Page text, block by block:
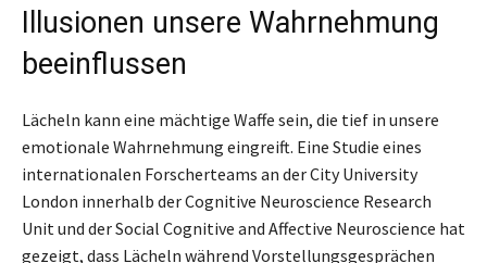
Illusionen unsere Wahrnehmung
beeinflussen
Lächeln kann eine mächtige Waffe sein, die tief in unsere
emotionale Wahrnehmung eingreift. Eine Studie eines
internationalen Forscherteams an der City University
London innerhalb der Cognitive Neuroscience Research
Unit und der Social Cognitive and Affective Neuroscience hat
gezeigt, dass Lächeln während Vorstellungsgesprächen